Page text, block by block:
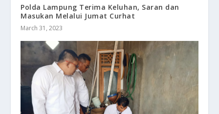
Polda Lampung Terima Keluhan, Saran dan
Masukan Melalui Jumat Curhat
March 31, 2023